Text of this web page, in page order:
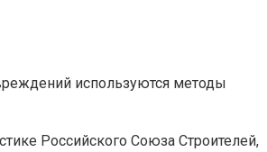
используются методы
Российского Союза Строителей,